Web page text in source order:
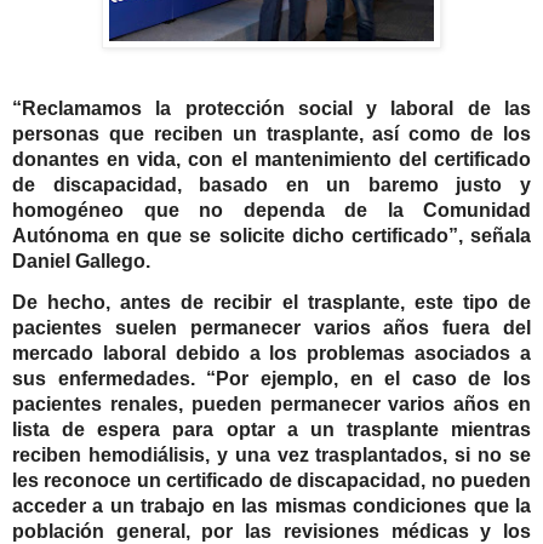
“Reclamamos la protección social y laboral de las
personas que reciben un trasplante, así como de los
donantes en vida, con el mantenimiento del certificado
de discapacidad, basado en un baremo justo y
homogéneo que no dependa de la Comunidad
Autónoma en que se solicite dicho certificado”, señala
Daniel Gallego.
De hecho, antes de recibir el trasplante, este tipo de
pacientes suelen permanecer varios años fuera del
mercado laboral debido a los problemas asociados a
sus enfermedades. “Por ejemplo, en el caso de los
pacientes renales, pueden permanecer varios años en
lista de espera para optar a un trasplante mientras
reciben hemodiálisis, y una vez trasplantados, si no se
les reconoce un certificado de discapacidad, no pueden
acceder a un trabajo en las mismas condiciones que la
población general, por las revisiones médicas y los